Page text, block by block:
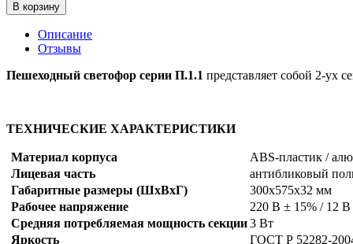
В корзину
Описание
Отзывы
Пешеходный светофор серии П.1.1 представляет собой 2-ух
ТЕХНИЧЕСКИЕ ХАРАКТЕРИСТИКИ
Материал корпуса
ABS-пластик /
Лицевая часть
антибликовый
Габаритные размеры (ШхВхГ)
300х575х32 мм
Рабочее напряжение
220 В ± 15% / 12 В
Средняя потребляемая мощность секции3 Вт
Яркость
ГОСТ Р 52282-